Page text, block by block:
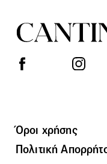
Όροι χρήσης
Πολιτική